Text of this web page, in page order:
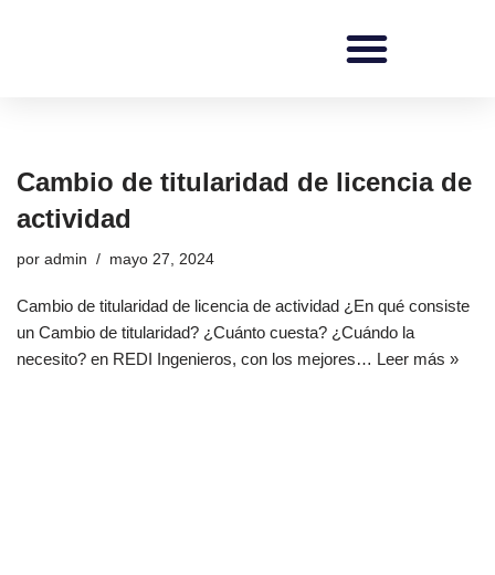
Cambio de titularidad de licencia de
actividad
por admin mayo 27, 2024
Cambio de titularidad de licencia de actividad ¿En qué consiste
un Cambio de titularidad? ¿Cuánto cuesta? ¿Cuándo la
necesito? en REDI Ingenieros, con los mejores… Leer más »